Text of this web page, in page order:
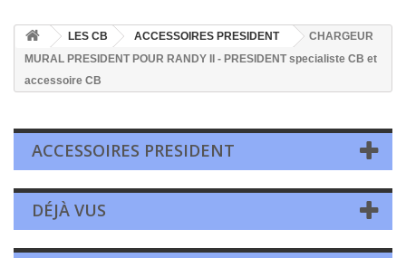
LES CB ACCESSOIRES PRESIDENT
CHARGEUR
MURAL PRESIDENT POUR RANDY II - PRESIDENT specialiste CB et
accessoire CB
ACCESSOIRES PRESIDENT
DÉJÀ VUS